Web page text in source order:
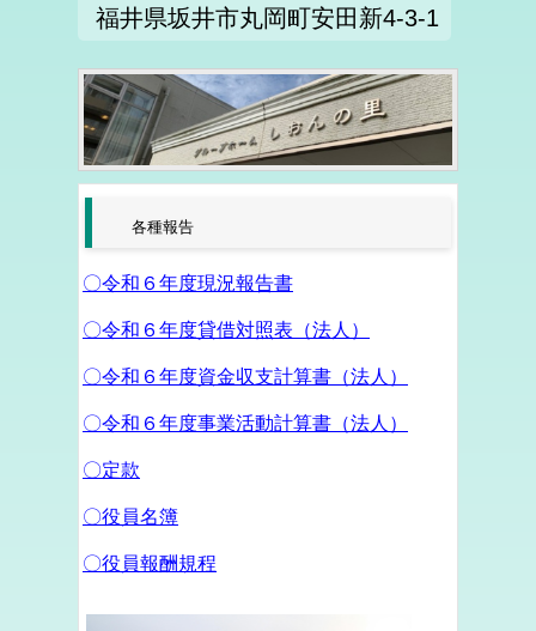
福井県坂井市丸岡町安田新4-3-1
各種報告
〇令和６年度現況報告書
〇令和６年度貸借対照表（法人）
〇令和６年度資金収支計算書（法人）
〇令和６年度事業活動計算書（法人）
〇定款
〇役員名簿
〇役員報酬規程